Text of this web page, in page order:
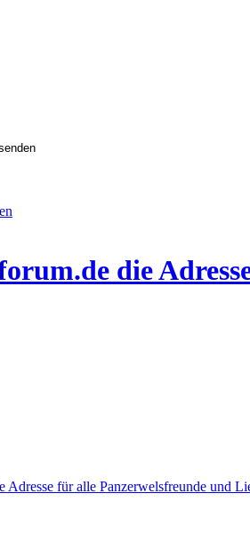
die
für alle Panzerwelsfreunde und